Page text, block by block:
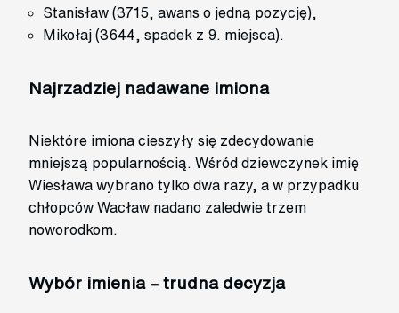
Stanisław (3715, awans o jedną pozycję),
Mikołaj (3644, spadek z 9. miejsca).
Najrzadziej nadawane imiona
Niektóre imiona cieszyły się zdecydowanie
mniejszą popularnością. Wśród dziewczynek imię
Wiesława wybrano tylko dwa razy, a w przypadku
chłopców Wacław nadano zaledwie trzem
noworodkom.
Wybór imienia – trudna decyzja